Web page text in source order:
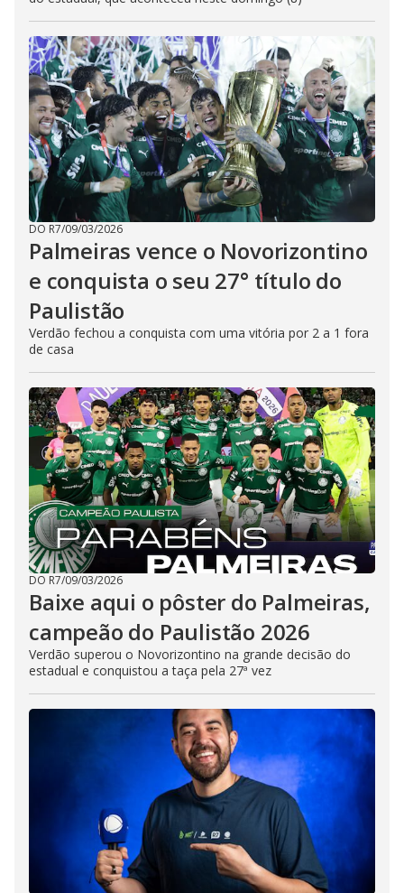
DO R7/09/03/2026
Palmeiras vence o Novorizontino
e conquista o seu 27° título do
Paulistão
Verdão fechou a conquista com uma vitória por 2 a 1 fora
de casa
DO R7/09/03/2026
Baixe aqui o pôster do Palmeiras,
campeão do Paulistão 2026
Verdão superou o Novorizontino na grande decisão do
estadual e conquistou a taça pela 27ª vez